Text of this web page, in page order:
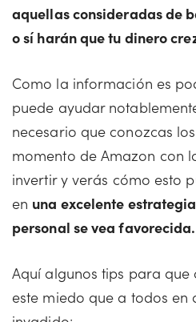
aquellas consideradas de
o sí harán que tu dinero
Como la información es
puede ayudar
necesario que conozcas
momento de Amazon con
invertir y verás cómo esto
en una excelente
personal se vea favorecida.
Aquí algunos tips para que
este miedo que a todos en